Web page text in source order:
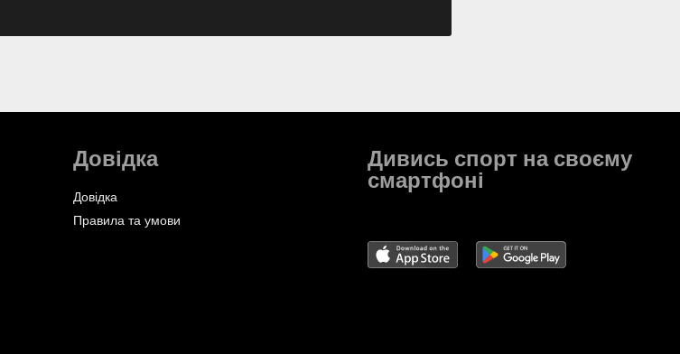
Довідка
Довідка
Правила та умови
Дивись спорт на своєму
смартфоні